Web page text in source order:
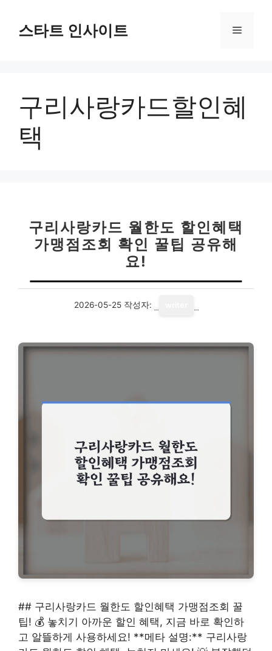
스타트 인사이트 메
구리사랑카드할인혜
택
구리사랑카드 월한도 할인혜택
가맹점조회 확인 꿀팁 공유해
요!
2026-05-25 작성자:
## 구리사랑카드 월한도 할인혜택 가맹점조회 꿀
팁! 💰 놓치기 아까운 할인 혜택, 지금 바로 확인하
고 알뜰하게 사용하세요! **메타 설명:** 구리사랑